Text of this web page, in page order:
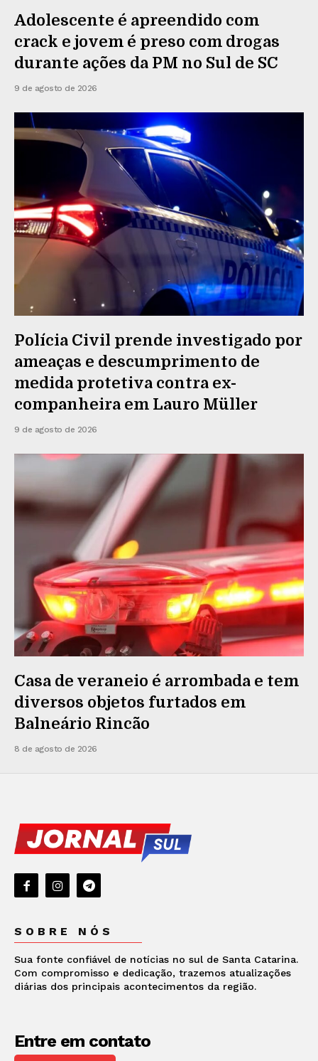
Adolescente é apreendido com
crack e jovem é preso com drogas
durante ações da PM no Sul de SC
9 de agosto de 2026
Polícia Civil prende investigado por
ameaças e descumprimento de
medida protetiva contra ex-
companheira em Lauro Müller
9 de agosto de 2026
Casa de veraneio é arrombada e tem
diversos objetos furtados em
Balneário Rincão
8 de agosto de 2026
SOBRE NÓS
Sua fonte confiável de notícias no sul de Santa Catarina.
Com compromisso e dedicação, trazemos atualizações
diárias dos principais acontecimentos da região.
Entre em contato